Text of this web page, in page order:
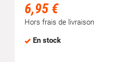
6,95 €
Hors frais de livraison
En stock